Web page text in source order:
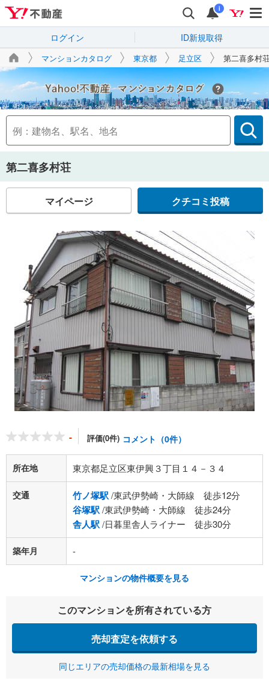
i
ログイン ID新規取得
マンションカタログ 東京都 足立区 第二喜多村
Yahoo!不動産
第二喜多村荘
マイページ クチコミ投稿
- 評価(0件) コメント（0件）
所在地 東京都足立区東伊興３丁目１４－３４
交通 竹ノ塚駅/東武伊勢崎・大師線 徒歩12分
谷塚駅/東武伊勢崎・大師線 徒歩24分
舎人駅/日暮里舎人ライナー 徒歩30分
築年月 -
マンションの物件概要を見る
このマンションを所有されている方
売却査定を依頼する
同じエリアの売却価格の最新相場を見る